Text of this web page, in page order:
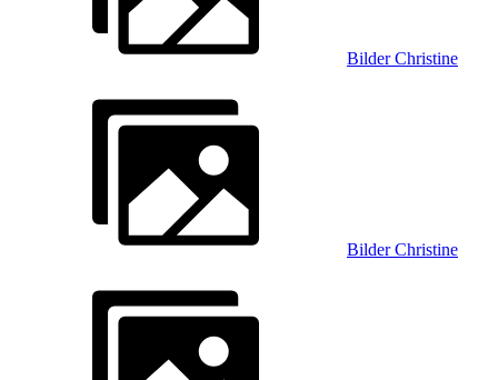
Bilder Christine
Bilder Christine